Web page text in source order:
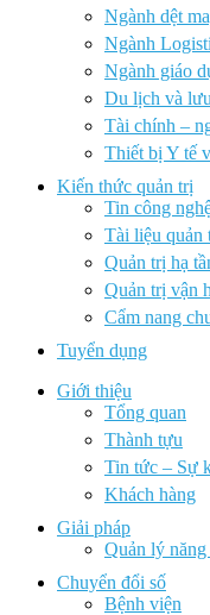
Ngành dệt
Ngành
Ngành giáo
Du lịch và
Tài chính –
Thiết bị Y tế
Kiến thức quản trị
Tin công
Tài liệu quản
Quản trị hạ
Quản trị vận
Cẩm nang
Tuyển dụng
Giới thiệu
Tổng quan
Thành tựu
Tin tức – Sự
Khách hàng
Giải pháp
Quản lý
Chuyển đổi số
Bệnh viện